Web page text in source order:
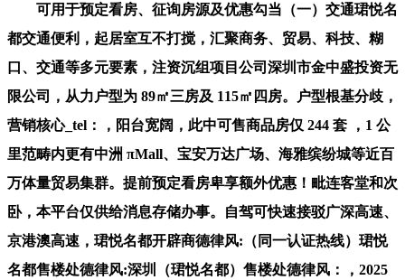
可用于预定看房、征询房源及优惠勾当（一）交通珺悦名
都交通便利，起居室互不打搅，汇聚商务、贸易、科技、糊
口、交通等多元要素，注资沉组项目公司深圳市金中盛投资无
限公司，从力户型为 89㎡三房及 115㎡四房。户型根基分歧，
营销核心_tel：，阳台宽阔，此中可售商品房仅 244 套 ，1 公
里范畴内更有中洲 πMall、宝安万达广场、海雅缤纷城等近百
万体量贸易集群。提前预定看房卑享额外优惠！毗连客堂和次
卧，本平台仅供给消息存储办事。自驾可快速接驳广深高速、
京港澳高速，珺悦名都开辟商德律风:（同一认证热线）珺悦
名都售楼处德律风:深圳（珺悦名都）售楼处德律风：，2025